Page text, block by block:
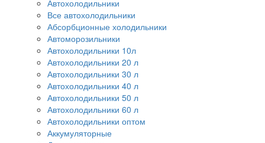
Автохолодильники
Все автохолодильники
Абсорбционные холодильники
Автоморозильники
Автохолодильники 10л
Автохолодильники 20 л
Автохолодильники 30 л
Автохолодильники 40 л
Автохолодильники 50 л
Автохолодильники 60 л
Автохолодильники оптом
Аккумуляторные